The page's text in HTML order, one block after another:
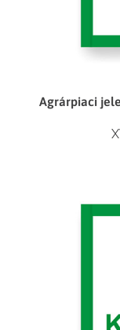
Agrárpiaci